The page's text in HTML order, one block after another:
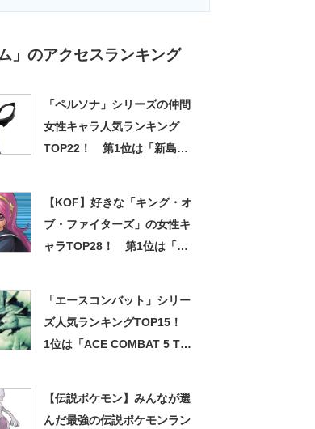
」のアクセスランキング
「ペルソナ」シリーズの仲間
女性キャラ人気ランキング
TOP22！ 第1位は「新島
【KOF】好きな「キング・オ
ブ・ファイターズ」の女性キ
ャラTOP28！ 第1位は「麻
「エースコンバット」シリー
ズ人気ランキングTOP15！
1位は「ACE COMBAT 5 THE
【伝説ポケモン】みんなが選
んだ最強の伝説ポケモンラン